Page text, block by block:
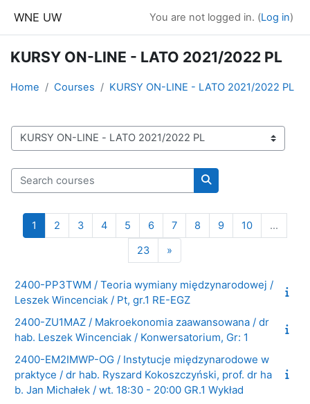
WNE UW You are not logged in. (Log in)
KURSY ON-LINE - LATO 2021/2022 PL
Home Courses KURSY ON-LINE - LATO 2021/2022 PL
Course categories
Search courses
Search courses
1 Page 1
2 Page 2
3Page 3
4Page 4
5 Page 5
6Page 6
7Page 7
8 Page 8
9Page 9
10Page 10
…
23Page 23
»
2400-PP3TWM / Teoria wymiany międzynarodowej /
Leszek Wincenciak / Pt, gr.1 RE-EGZ
2400-ZU1MAZ / Makroekonomia zaawansowana / dr
hab. Leszek Wincenciak / Konwersatorium, Gr: 1
2400-EM2IMWP-OG / Instytucje międzynarodowe w
praktyce / dr hab. Ryszard Kokoszczyński, prof. dr ha
b. Jan Michałek / wt. 18:30 - 20:00 GR.1 Wykład